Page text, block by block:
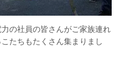
の社員の皆さんがご家族連れ
たちもたくさん集まりまし